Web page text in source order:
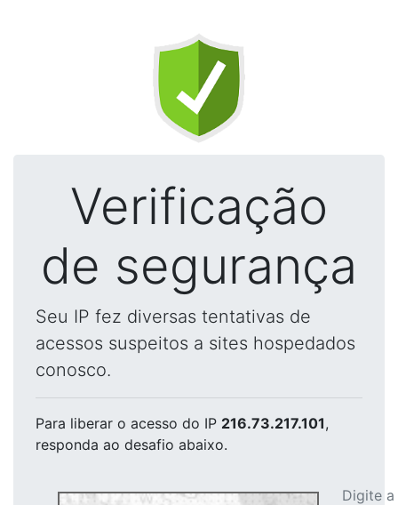
Verificação
de segurança
Seu IP fez diversas tentativas de
acessos suspeitos a sites hospedados
conosco.
Para liberar o acesso do IP 216.73.217.101,
responda ao desafio abaixo.
Digite